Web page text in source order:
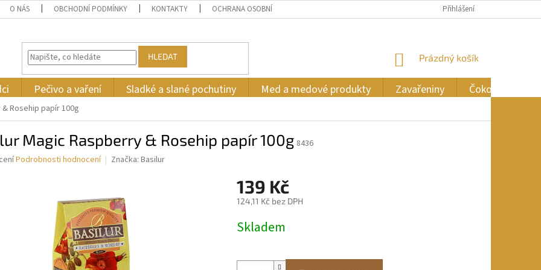
O NÁS OBCHODNÍ PODMÍNKY KONTAKTY OCHRANA OSOBNÍCH ÚDAJŮ Přihlášení
HLEDAT
NÁKUPNÍ
Prázdný košík
Pečivo a vaření Sladké a slané pochutiny Med a medové produkty Zavařeniny Čokoláda
Rosehip papír 100g
Magic Raspberry & Rosehip papír 100g 8436
Podrobnosti hodnocení Značka: Basilur
139 Kč
124,11 Kč bez DPH
cena:
Skladem